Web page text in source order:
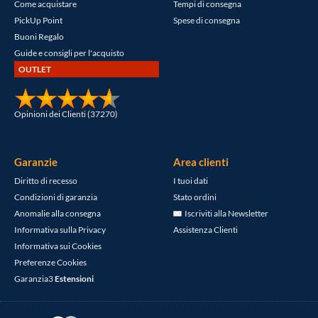
Come acquistare
PickUp Point
Buoni Regalo
Guide e consigli per l'acquisto
OUTLET
Opinioni dei Clienti (37270)
Tempi di consegna
Spese di consegna
Garanzie
Diritto di recesso
Condizioni di garanzia
Anomalie alla consegna
Informativa sulla Privacy
Informativa sui Cookies
Preferenze Cookies
Garanzia3Estensioni
Area clienti
I tuoi dati
Stato ordini
Iscriviti alla Newsletter
Assistenza Clienti